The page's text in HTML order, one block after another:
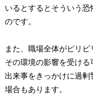
いるとするとそういう
のです。
また、職場全体がピリピ
その環境の影響を受け
出来事をきっかけに過
場合もあります。